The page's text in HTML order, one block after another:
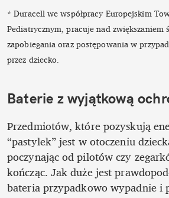
* Duracell we współpracy Europejskim
Pediatrycznym, pracuje nad zwiększaniem
zapobiegania oraz postępowania w
przez dziecko.
Baterie z wyjątkową
Przedmiotów, które pozyskują
“pastylek” jest w otoczeniu
poczynając od pilotów czy
kończąc. Jak duże jest
bateria przypadkowo wypadnie i